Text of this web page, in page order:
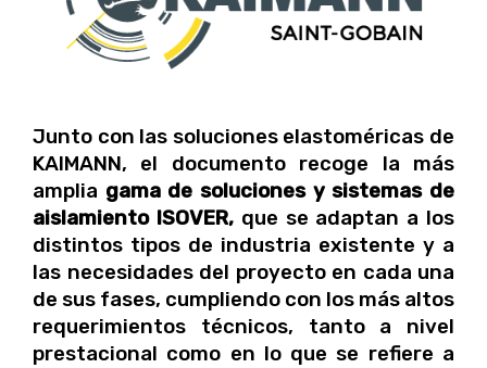
Junto con las soluciones elastoméricas de
KAIMANN, el documento recoge la más
amplia gama de soluciones y sistemas de
aislamiento ISOVER,que se adaptan a los
distintos tipos de industria existente y a
las necesidades del proyecto en cada una
de sus fases, cumpliendo con los más altos
requerimientos técnicos, tanto a nivel
prestacional como en lo que se refiere a